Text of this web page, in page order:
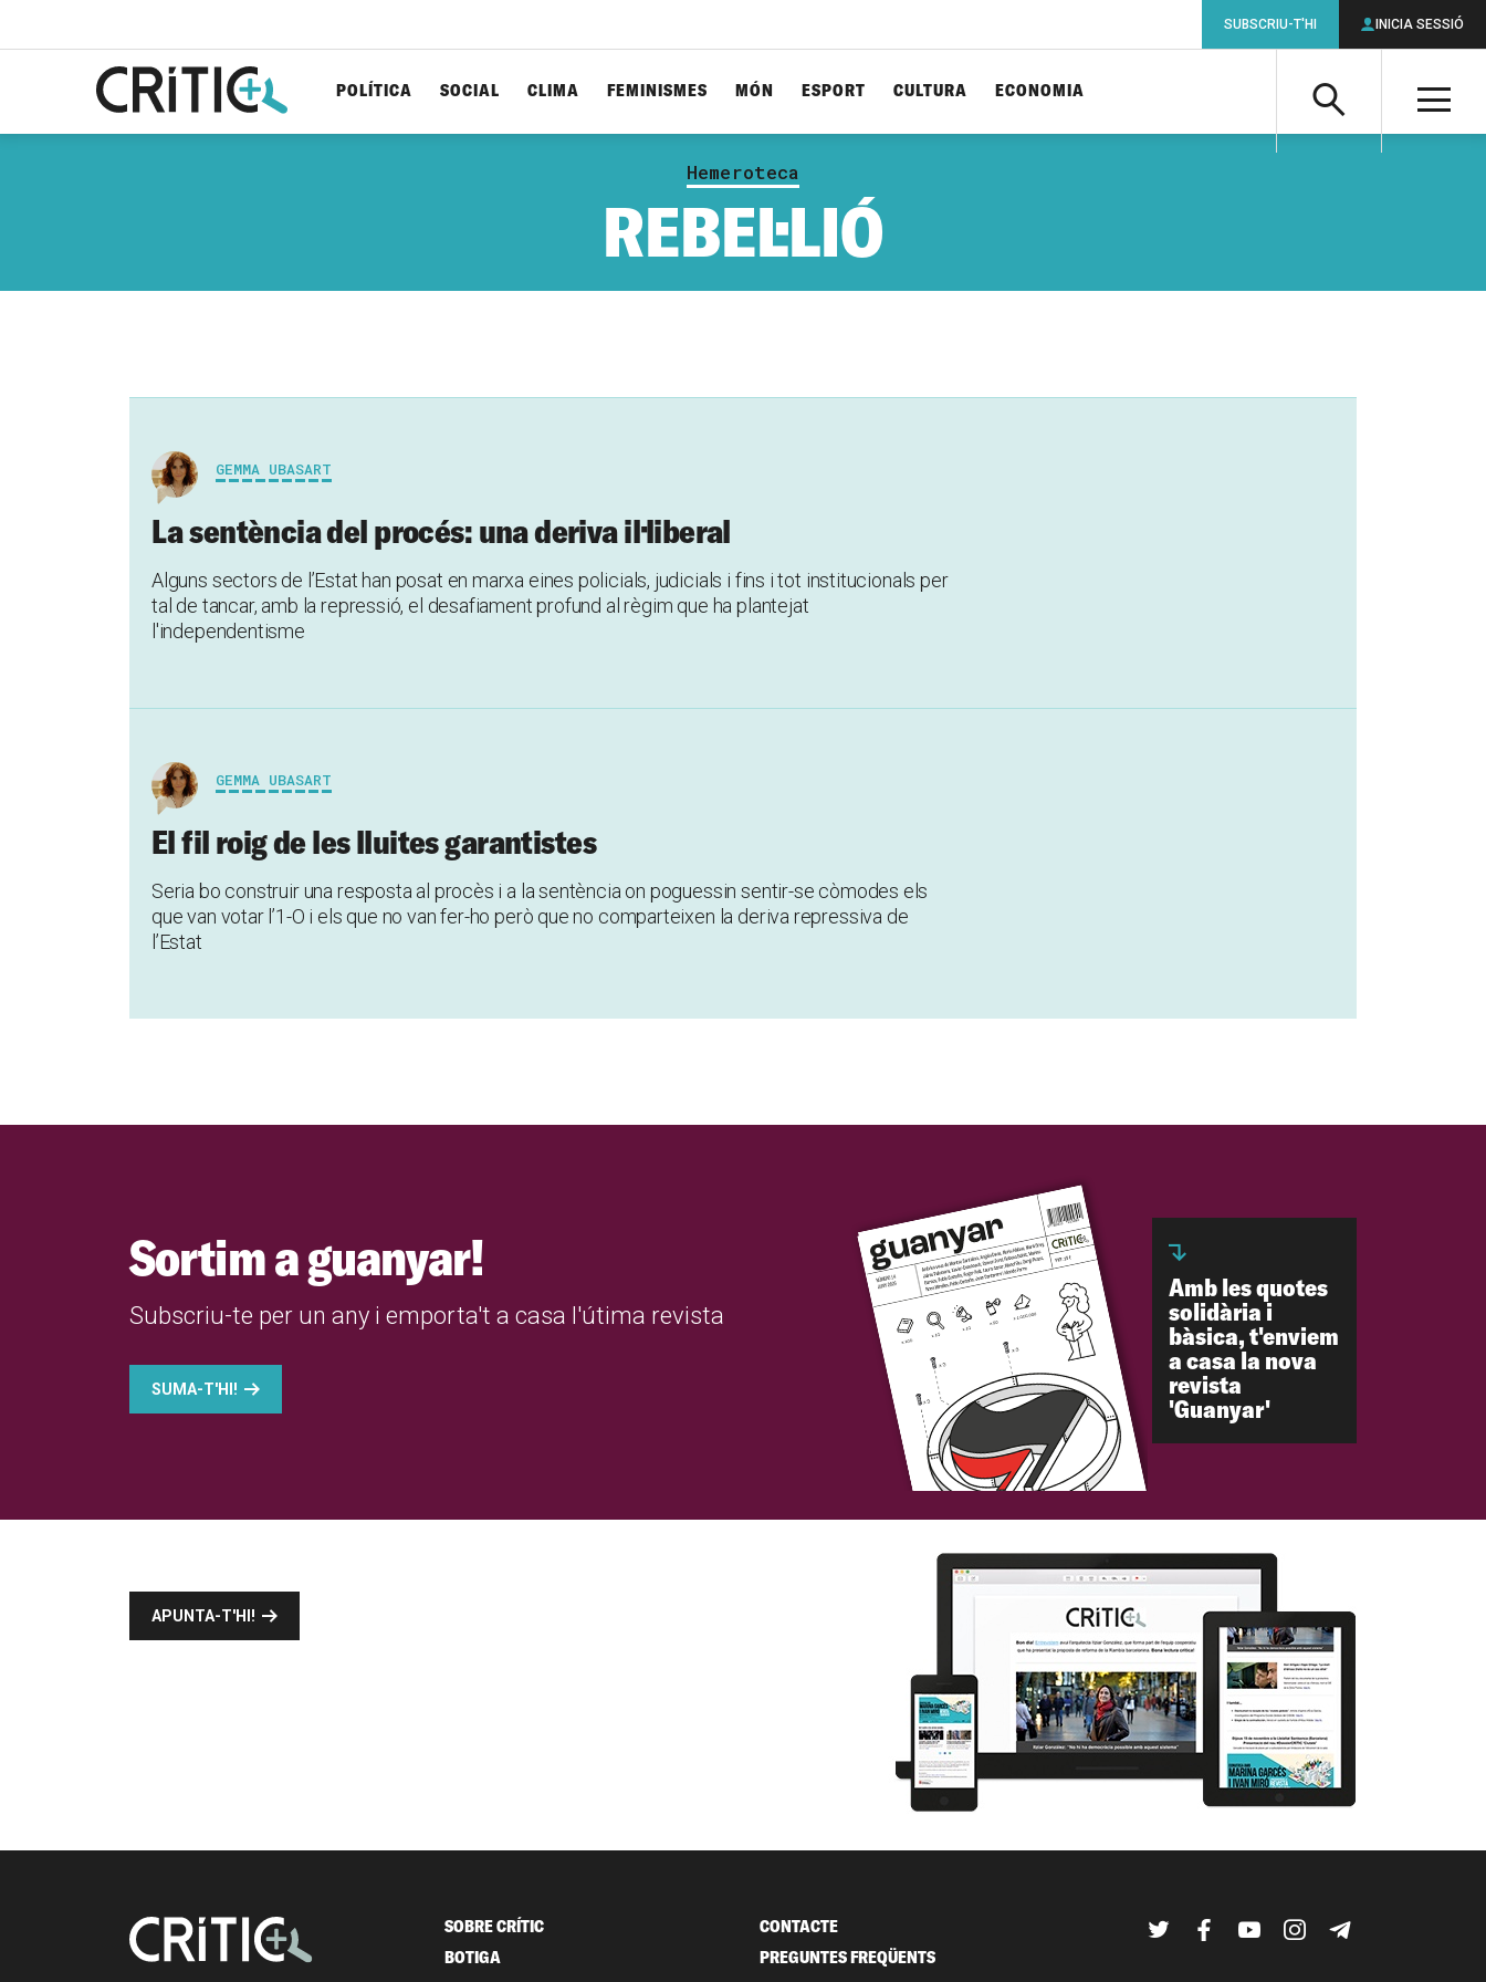
Cerca
POLÍTICA SOCIAL CLIMA FEMINISMES MÓN ESPORT CULTURA ECONOMIA
SUBSCRIU-T'HI INICIA SESSIÓ
Hemeroteca
REBEL·LIÓ
GEMMA UBASART
La sentència del procés: una deriva il·liberal
Alguns sectors de l’Estat han posat en marxa eines policials, judicials i fins i tot institucionals per
tal de tancar, amb la repressió, el desafiament profund al règim que ha plantejat
l'independentisme
GEMMA UBASART
El fil roig de les lluites garantistes
Seria bo construir una resposta al procès i a la sentència on poguessin sentir-se còmodes els
que van votar l’1-O i els que no van fer-ho però que no comparteixen la deriva repressiva de
l’Estat
Sortim a guanyar!
Subscriu-te per un any i emporta't a casa l'útima revista
SUMA-T'HI!
Amb les quotes
solidària i
bàsica, t'enviem
a casa la nova
revista
'Guanyar'
APUNTA-T'HI!
SOBRE CRÍTIC
BOTIGA
CONTACTE
PREGUNTES FREQÜENTS
TwitterFacebook
YouTubeInstagram